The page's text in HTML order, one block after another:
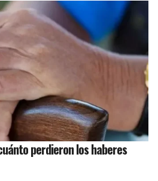
perdieron los haberes